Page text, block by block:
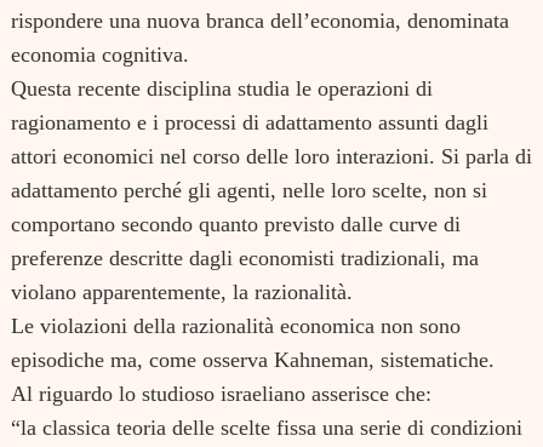
rispondere una nuova branca dell’economia, denominata
economia cognitiva.
Questa recente disciplina studia le operazioni di
ragionamento e i processi di adattamento assunti dagli
attori economici nel corso delle loro interazioni. Si parla di
adattamento perché gli agenti, nelle loro scelte, non si
comportano secondo quanto previsto dalle curve di
preferenze descritte dagli economisti tradizionali, ma
violano apparentemente, la razionalità.
Le violazioni della razionalità economica non sono
episodiche ma, come osserva Kahneman, sistematiche.
Al riguardo lo studioso israeliano asserisce che:
“la classica teoria delle scelte fissa una serie di condizioni